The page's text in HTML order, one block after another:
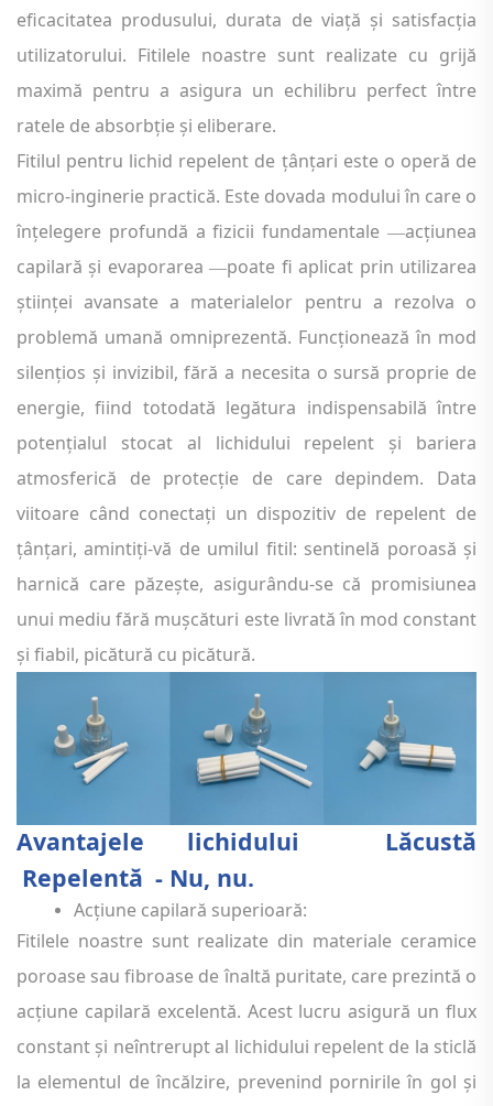
eficacitatea produsului, durata de viață și satisfacția
utilizatorului. Fitilele noastre sunt realizate cu grijă
maximă pentru a asigura un echilibru perfect între
ratele de absorbție și eliberare.
Fitilul pentru lichid repelent de țânțari este o operă de
micro-inginerie practică. Este dovada modului în care o
înțelegere profundă a fizicii fundamentale —acțiunea
capilară și evaporarea—poate fi aplicat prin utilizarea
științei avansate a materialelor pentru a rezolva o
problemă umană omniprezentă. Funcționează în mod
silențios și invizibil, fără a necesita o sursă proprie de
energie, fiind totodată legătura indispensabilă între
potențialul stocat al lichidului repelent și bariera
atmosferică de protecție de care depindem. Data
viitoare când conectați un dispozitiv de repelent de
țânțari, amintiți-vă de umilul fitil: sentinelă poroasă și
harnică care păzește, asigurându-se că promisiunea
unui mediu fără mușcături este livrată în mod constant
și fiabil, picătură cu picătură.
Avantajele lichidului
Lăcustă
Repelentă - Nu, nu.
Acțiune capilară superioară:
Fitilele noastre sunt realizate din materiale ceramice
poroase sau fibroase de înaltă puritate, care prezintă o
acțiune capilară excelentă. Acest lucru asigură un flux
constant și neîntrerupt al lichidului repelent de la sticlă
la elementul de încălzire, prevenind pornirile în gol și